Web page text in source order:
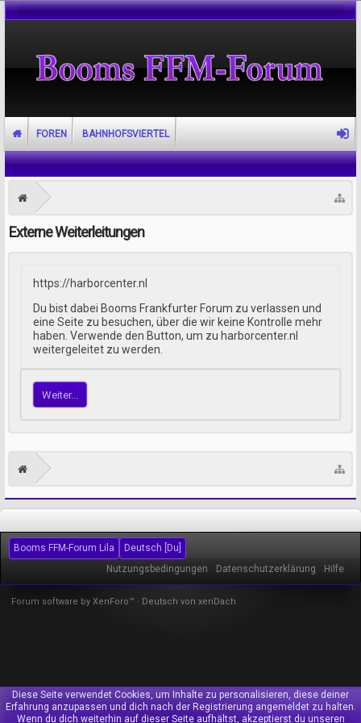
Externe Weiterleitungen
https://harborcenter.nl
Du bist dabei Booms Frankfurter Forum zu verlassen und
eine Seite zu besuchen, über die wir keine Kontrolle mehr
haben. Verwende den Button, um zu harborcenter.nl
weitergeleitet zu werden.
Weiter...
FOREN BAHNHOFSVIERTEL
Booms FFM-Forum Lila
Deutsch [Du]
Nutzungsbedingungen
Datenschutzerklärung Hilfe
Forum software by XenForo™ - Deutsch von xenDach
Diese Seite verwendet Cookies, um Inhalte zu personalisieren, diese deiner
Erfahrung anzupassen und dich nach der Registrierung angemeldet zu halten.
Wenn du dich weiterhin auf dieser Seite aufhältst, akzeptierst du unseren